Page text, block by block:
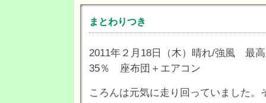
まとわりつき
2011年２月18日（木）晴れ/強風
35％ 座布団＋エアコン
ころんは元気に走り回っていました。